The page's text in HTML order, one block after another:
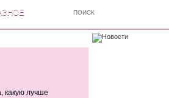
какую лучше